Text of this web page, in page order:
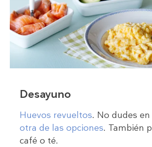
Desayuno
Huevos revueltos. No dudes
otra de las opciones. También
café o té.